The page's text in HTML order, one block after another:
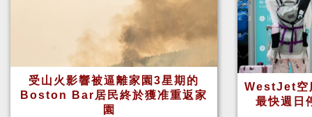
受山火影響被逼離家園3星期的
Boston Bar居民終於獲准重返家
園
WestJet空
最快週日